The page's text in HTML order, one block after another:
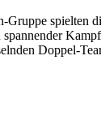
Gruppe spielten
Doppel-